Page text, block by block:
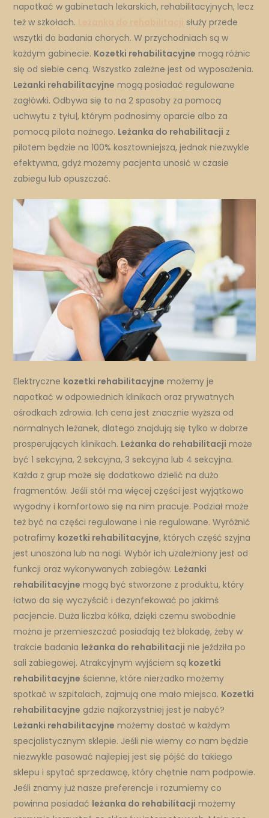
napotkać w gabinetach lekarskich, rehabilitacyjnych, lecz
też w szkołach.
służy przede
wszytki do badania chorych. W przychodniach są w
każdym gabinecie. Kozetki rehabilitacyjne mogą różnic
się od siebie ceną. Wszystko zależne jest od wyposażenia.
Leżanki rehabilitacyjne mogą posiadać regulowane
zagłówki. Odbywa się to na 2 sposoby za pomocą
uchwytu z tyłu|, którym podnosimy oparcie albo za
pomocą pilota nożnego. Leżanka do rehabilitacji z
pilotem będzie na 100% kosztowniejsza, jednak niezwykle
efektywna, gdyż możemy pacjenta unosić w czasie
zabiegu lub opuszczać.
Elektryczne kozetki rehabilitacyjne możemy je
napotkać w odpowiednich klinikach oraz prywatnych
ośrodkach zdrowia. Ich cena jest znacznie wyższa od
normalnych leżanek, dlatego znajdują się tylko w dobrze
prosperujących klinikach. Leżanka do rehabilitacji może
być 1 sekcyjna, 2 sekcyjna, 3 sekcyjna lub 4 sekcyjna.
Każda z grup może się dodatkowo dzielić na dużo
fragmentów. Jeśli stół ma więcej części jest wyjątkowo
wygodny i komfortowo się na nim pracuje. Podział może
też być na części regulowane i nie regulowane. Wyróżnić
potrafimy kozetki rehabilitacyjne, których część szyjna
jest unoszona lub na nogi. Wybór ich uzależniony jest od
funkcji oraz wykonywanych zabiegów. Leżanki
rehabilitacyjne mogą być stworzone z produktu, który
łatwo da się wyczyścić i dezynfekować po jakimś
pacjencie. Duża liczba kółka, dzięki czemu swobodnie
można je przemieszczać posiadają też blokadę, żeby w
trakcie badania leżanka do rehabilitacji nie jeździła po
sali zabiegowej. Atrakcyjnym wyjściem są kozetki
rehabilitacyjne ścienne, które nierzadko możemy
spotkać w szpitalach, zajmują one mało miejsca. Kozetki
rehabilitacyjne gdzie najkorzystniej jest je nabyć?
Leżanki rehabilitacyjne możemy dostać w każdym
specjalistycznym sklepie. Jeśli nie wiemy co nam będzie
niezwykle pasować najlepiej jest się pójść do takiego
sklepu i spytać sprzedawcę, który chętnie nam podpowie.
Jeśli znamy już nasze preferencje i rozumiemy co
powinna posiadać leżanka do rehabilitacji możemy